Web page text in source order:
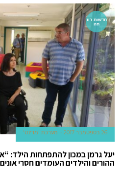
חדשות רוו
חה
26 בספטמבר 2017 מערכת 'מדינט'
יעל גרמן במכון להתפתחות הילד:
ההורים והילדים העומדים חסרי